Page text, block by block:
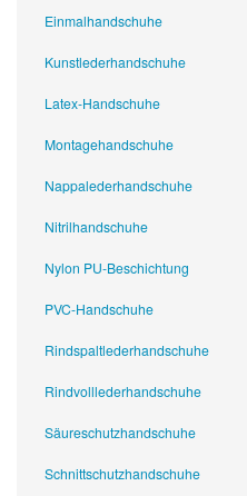
Einmalhandschuhe
Kunstlederhandschuhe
Latex-Handschuhe
Montagehandschuhe
Nappalederhandschuhe
Nitrilhandschuhe
Nylon PU-Beschichtung
PVC-Handschuhe
Rindspaltlederhandschuhe
Rindvolllederhandschuhe
Säureschutzhandschuhe
Schnittschutzhandschuhe